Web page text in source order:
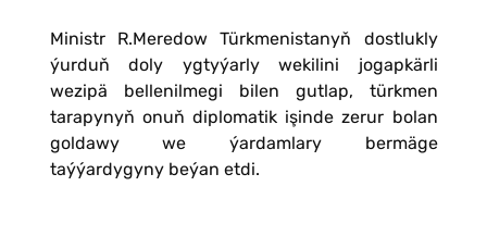
Ministr R.Meredow Türkmenistanyň dostlukly
ýurduň doly ygtyýarly wekilini jogapkärli
wezipä bellenilmegi bilen gutlap, türkmen
tarapynyň onuň diplomatik işinde zerur bolan
goldawy we ýardamlary bermäge
taýýardygyny beýan etdi.